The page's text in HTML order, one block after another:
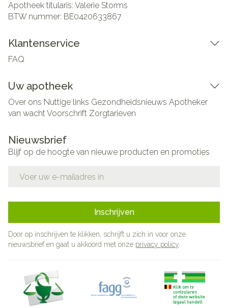
Apotheek titularis: Valerie Storms
BTW nummer: BE0420633867
Klantenservice
FAQ
Uw apotheek
Over ons Nuttige links Gezondheidsnieuws Apotheker
van wachtVoorschrift Zorgtarieven
Nieuwsbrief
Blijf op de hoogte van nieuwe producten en promoties
Inschrijven
Door op inschrijven te klikken, schrijft u zich in voor onze
nieuwsbrief en gaat u akkoord met onze privacy policy